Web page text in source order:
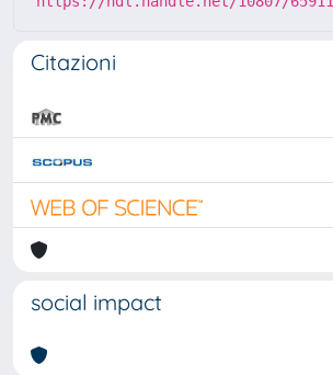
Citazioni
social impact